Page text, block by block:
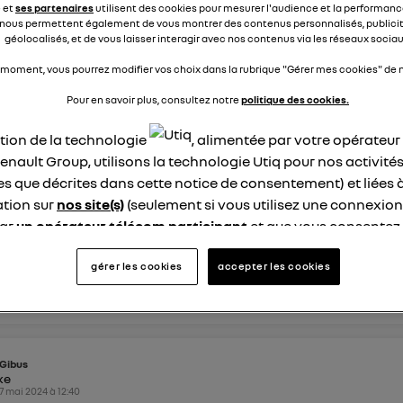
kmh à mph, mais les distance reste en km. Merci.
ann
mai 2024à13:42
du mal à utiliser my renault. Y a t il quelqu'un qui puisse
répondre 0
Gibus
mai 2024à12:40
etses partenairesutilisent des cookies pour mesurer l'audience et la
permettent également de vous montrer des contenus personnalisés,
géolocalisés, et de vous laisser interagir avec nos contenus via les réseaux
vous pourrez modifier vos choix dans la rubrique "Gérer mes cookies" de
Pour en savoir plus, consultez notrepolitique des cookies.
de la technologie
, alimentée par votre
Group, utilisons la technologie Utiq pour nos
que décrites dans cette notice de consentement) et liées
sur nos site(s) (seulement si vous utilisez une
un opérateur télécom participant et que vous
site).
Utiq a été conçue pour la protection de vos données
en vous offrant choix et contrôle.
un identifiant créé par votre opérateur télécom basé sur
est associé à votre connexion internet. Ainsi, toutes les
même connexion et ayant consenties se verront attribuer
gérer les cookies accepter les cookies